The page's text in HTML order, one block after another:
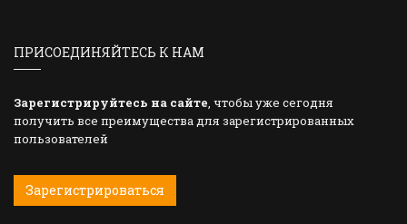
ПРИСОЕДИНЯЙТЕСЬ К НАМ
Зарегистрируйтесь на сайте, чтобы уже сегодня
получить все преимущества для зарегистрированных
пользователей
Зарегистрироваться